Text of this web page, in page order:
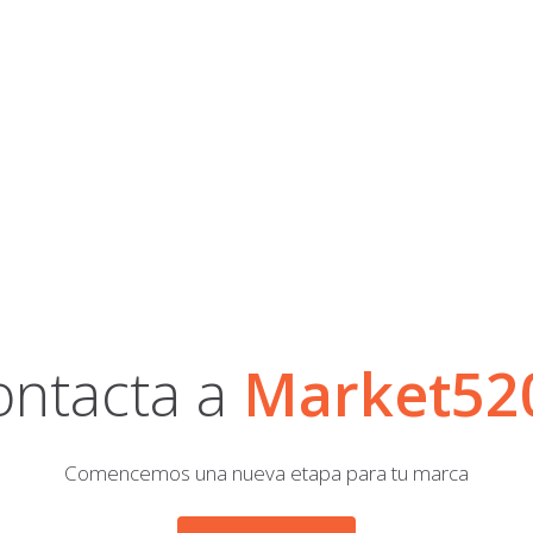
a
Comencemos una nueva etapa para tu marca